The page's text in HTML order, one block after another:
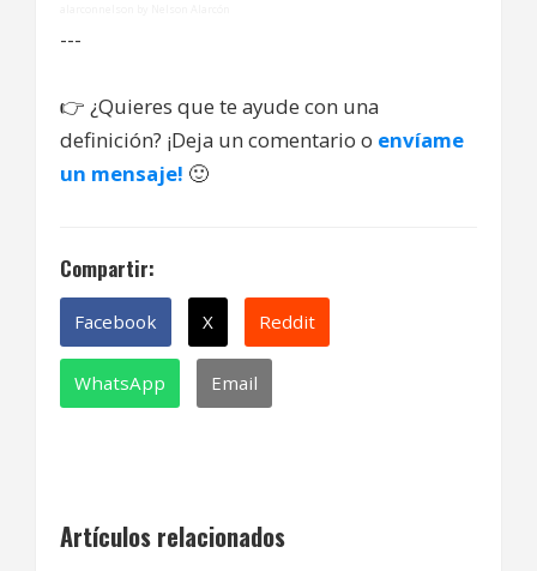
---
👉 ¿Quieres que te ayude con una
definición? ¡Deja un comentario o envíame
un mensaje! 🙂
Compartir:
Facebook X Reddit
WhatsApp Email
Artículos relacionados